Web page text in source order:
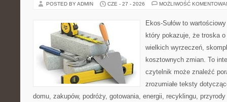
POSTED BY ADMIN CZE - 27 - 2026 MOŻLIWOŚĆ
Ekos-Sułów to
który pokazuje, że troska
wielkich wyrzeczeń,
kosztownych zmian. To
czytelnik może znaleźć
zrozumiałe teksty
domu, zakupów, podróży, gotowania, energii, recyklingu,